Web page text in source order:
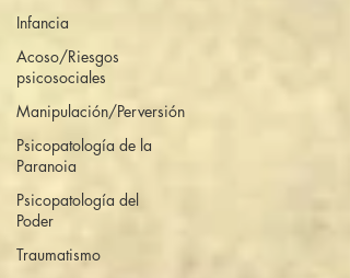
Infancia
Acoso/Riesgos
psicosociales
Manipulación/Perversión
Psicopatología de la
Paranoia
Psicopatología del
Poder
Traumatismo